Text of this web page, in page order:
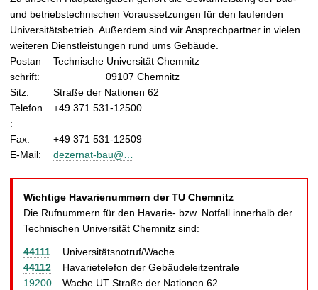
und betriebstechnischen Voraussetzungen für den laufenden
Universitätsbetrieb. Außerdem sind wir Ansprechpartner in vielen
weiteren Dienstleistungen rund ums Gebäude.
Postan
schrift:
Technische Universität Chemnitz
09107 Chemnitz
Sitz:
Straße der Nationen 62
Telefon
:
+49 371 531-12500
Fax:
+49 371 531-12509
E-Mail:
dezernat-bau@…
Wichtige Havarienummern der TU Chemnitz
Die Rufnummern für den Havarie- bzw. Notfall innerhalb der
Technischen Universität Chemnitz sind:
44111
Universitätsnotruf/Wache
44112
Havarietelefon der Gebäudeleitzentrale
19200
Wache UT Straße der Nationen 62